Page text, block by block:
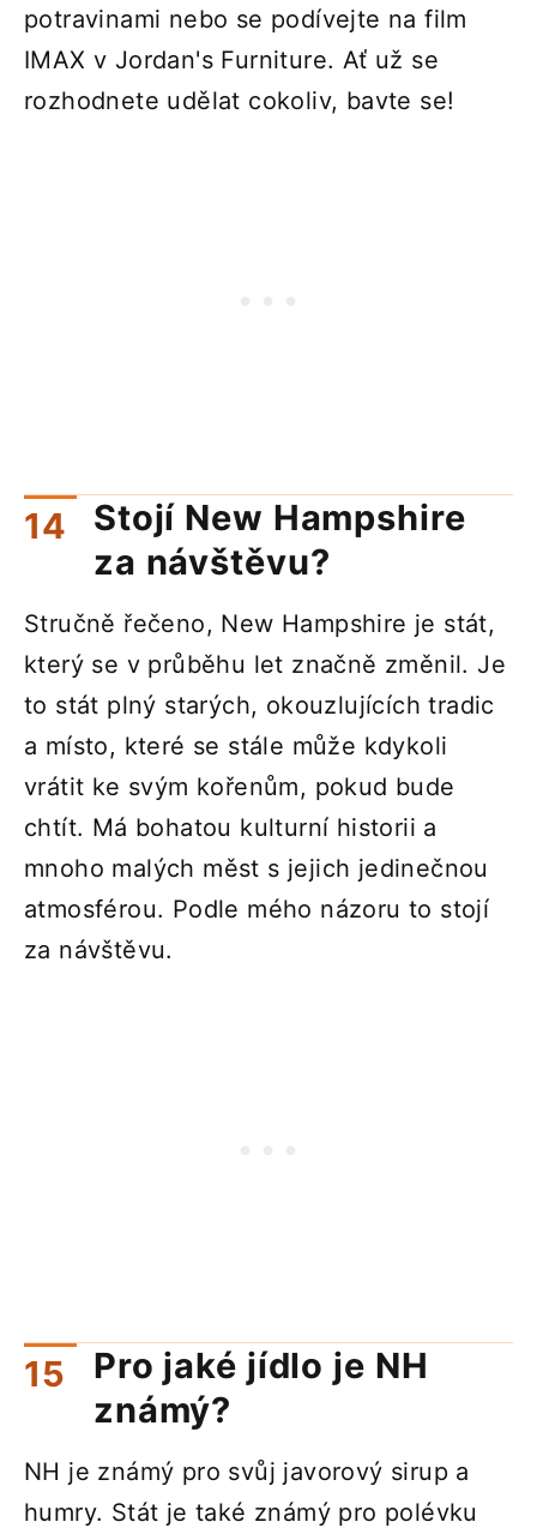
potravinami nebo se podívejte na film
IMAX v Jordan's Furniture. Ať už se
rozhodnete udělat cokoliv, bavte se!
Stojí New Hampshire
za návštěvu?
Stručně řečeno, New Hampshire je stát,
který se v průběhu let značně změnil. Je
to stát plný starých, okouzlujících tradic
a místo, které se stále může kdykoli
vrátit ke svým kořenům, pokud bude
chtít. Má bohatou kulturní historii a
mnoho malých měst s jejich jedinečnou
atmosférou. Podle mého názoru to stojí
za návštěvu.
Pro jaké jídlo je NH
známý?
NH je známý pro svůj javorový sirup a
humry. Stát je také známý pro polévku